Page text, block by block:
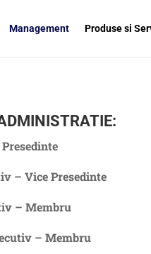
Management Produse si
– Vice Presedinte
– Membru
– Membru